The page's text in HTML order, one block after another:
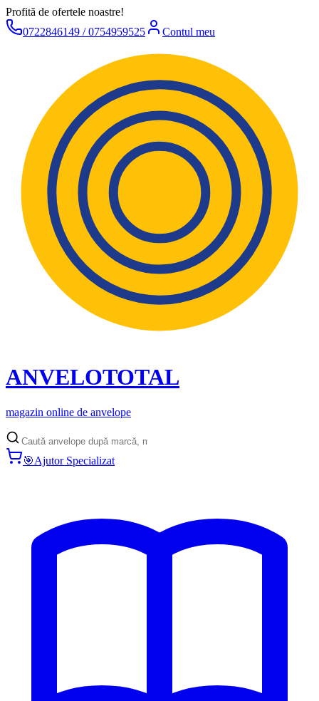
Profită de ofertele noastre!
0722846149 / 0754959525
Contul meu
ANVELOTOTAL
magazin online de anvelope
🎯Ajutor Specializat